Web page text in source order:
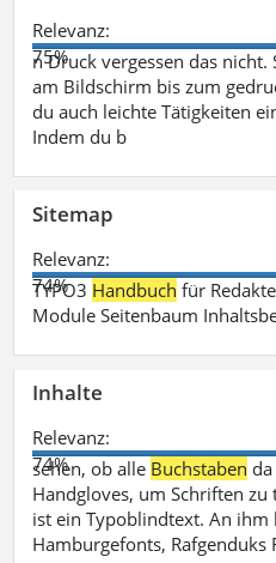
Relevanz:
75%
n Druck vergessen das
am Bildschirm bis zum
du auch leichte Tätigkeiten
Indem du b
Sitemap
Relevanz:
74%
TYPO3 Handbuch für
Module Seitenbaum
Inhalte
Relevanz:
74%
sehen, ob alle Buchstaben
Handgloves, um Schriften
ist ein Typoblindtext. An ihm
Hamburgefonts, Rafgenduks